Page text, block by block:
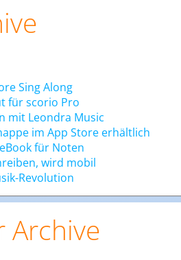
Sing Along
für scorio Pro
mit Leondra Music
im App Store erhältlich
für Noten
wird mobil
Revolution
Archive